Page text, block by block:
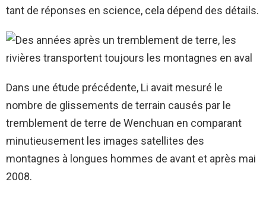
tant de réponses en science, cela dépend des détails.
Dans une étude précédente, Li avait mesuré le
nombre de glissements de terrain causés par le
tremblement de terre de Wenchuan en comparant
minutieusement les images satellites des
montagnes à longues hommes de avant et après mai
2008.